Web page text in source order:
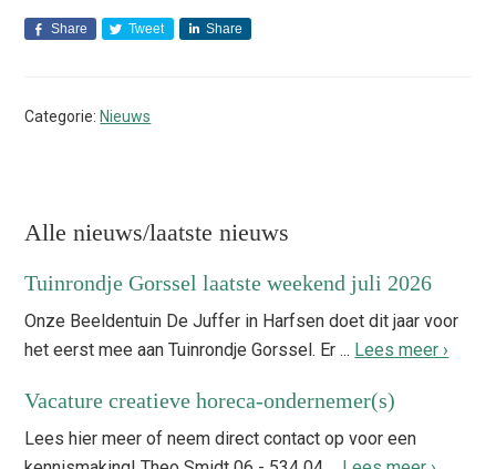
Share Tweet Share
Categorie: Nieuws
Sidebar
Alle nieuws/laatste nieuws
Tuinrondje Gorssel laatste weekend juli 2026
Onze Beeldentuin De Juffer in Harfsen doet dit jaar voor
het eerst mee aan Tuinrondje Gorssel. Er ... Lees meer ›
Vacature creatieve horeca-ondernemer(s)
Lees hier meer of neem direct contact op voor een